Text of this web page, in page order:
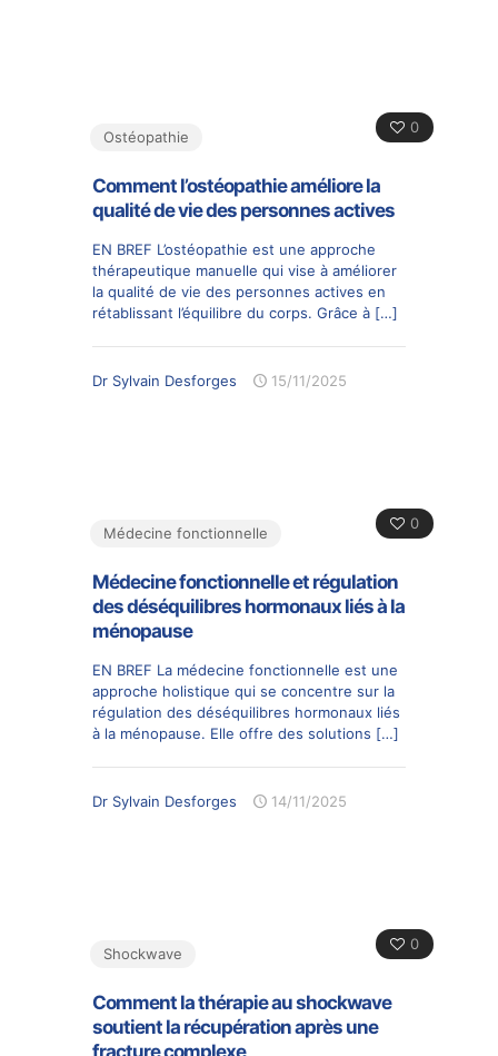
0
Ostéopathie
Comment l’ostéopathie améliore la
qualité de vie des personnes actives
EN BREF L’ostéopathie est une approche
thérapeutique manuelle qui vise à améliorer
la qualité de vie des personnes actives en
rétablissant l’équilibre du corps. Grâce à […]
Dr Sylvain Desforges 15/11/2025
0
Médecine fonctionnelle
Médecine fonctionnelle et régulation
des déséquilibres hormonaux liés à la
ménopause
EN BREF La médecine fonctionnelle est une
approche holistique qui se concentre sur la
régulation des déséquilibres hormonaux liés
à la ménopause. Elle offre des solutions […]
Dr Sylvain Desforges 14/11/2025
0
Shockwave
Comment la thérapie au shockwave
soutient la récupération après une
fracture complexe